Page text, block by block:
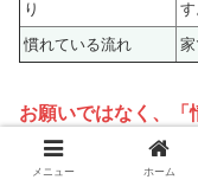
り
す
慣れている流れ
家
お願いではなく、「
す。
メニュー ホーム